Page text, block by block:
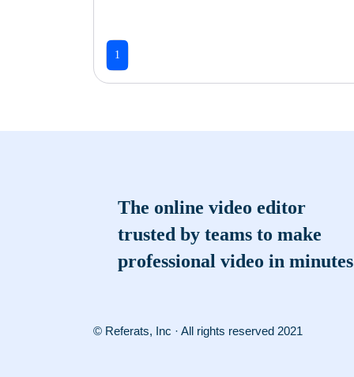
1
The online video editor
trusted by teams to make
professional video in minutes
© Referats, Inc · All rights reserved 2021